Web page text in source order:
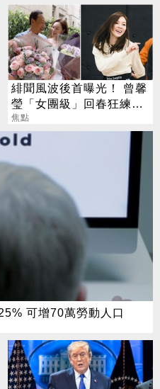
緋聞風波後首曝光！ 曾馨
瑩「女團級」回春狂練舞
郭董獨自公園散步
焦點
可增70萬勞動人口